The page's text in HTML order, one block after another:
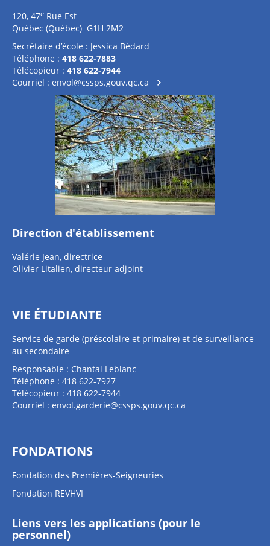
120, 47e Rue Est
Québec (Québec) G1H 2M2
Secrétaire d’école : Jessica Bédard
Téléphone : 418 622-7883
Télécopieur : 418 622-7944
Courriel : envol@cssps.gouv.qc.ca
Direction d'établissement
Valérie Jean, directrice
Olivier Litalien, directeur adjoint
VIE ÉTUDIANTE
Service de garde (préscolaire et primaire) et de surveillance
au secondaire
Responsable : Chantal Leblanc
Téléphone : 418 622-7927
Télécopieur : 418 622-7944
Courriel : envol.garderie@cssps.gouv.qc.ca
FONDATIONS
Fondation des Premières-Seigneuries
Fondation REVHVI
Liens vers les applications (pour le
personnel)